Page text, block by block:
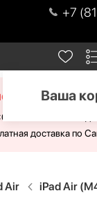
+7
Ваша
- 21:00 без
доставка по
Air iPad Air